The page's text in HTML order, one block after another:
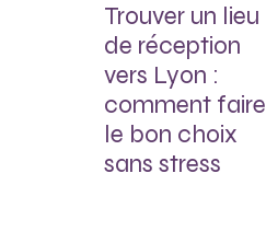
Trouver un lieu
de réception
vers Lyon :
comment faire
le bon choix
sans stress